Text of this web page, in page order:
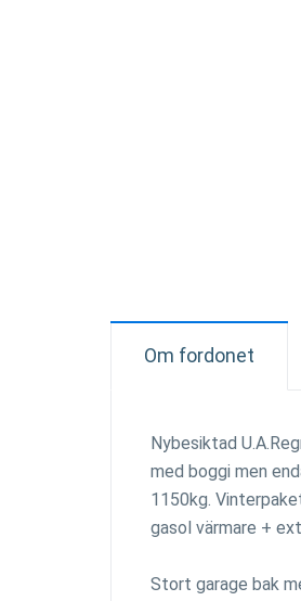
Om fordonet
Nybesiktad
med boggi men
1150kg.
gasol värmare +
Stort garage bak